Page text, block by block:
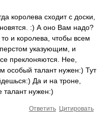
королева сходит с доски,
:) А оно Вам надо?
и королева, чтобы всем
указующим, и
преклоняются. Нее,
особый талант нужен:) Тут
Да и на троне,
талант нужен:)
Цитировать
Ответить